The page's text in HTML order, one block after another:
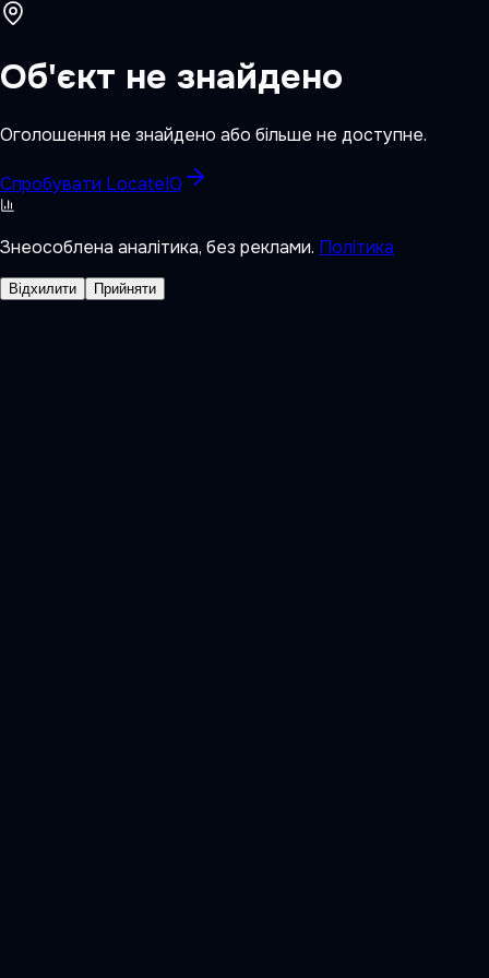
Об'єкт не знайдено
Оголошення не знайдено або більше не доступне.
Спробувати LocateIQ
Знеособлена аналітика, без реклами. Політика
Відхилити Прийняти